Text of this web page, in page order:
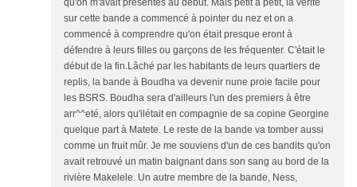
qu'on m'avait présentés au début. Mais petit à petit, la vérité
sur cette bande a commencé à pointer du nez et on a
commencé à comprendre qu'on était presque eront à
défendre à leurs filles ou garçons de les fréquenter. C'était le
début de la fin.Lâché par les habitants de leurs quartiers de
replis, la bande à Boudha va devenir nune proie facile pour
les BSRS. Boudha sera d'ailleurs l'un des premiers à être
arr^^eté, alors qu'ilétait en compagnie de sa copine Georgine
quelque part à Matete. Le reste de la bande va tomber aussi
comme un fruit mûr. Je me souviens d'un de ces bandits qu'on
avait retrouvé un matin baignant dans son sang au bord de la
rivière Makelele. Un autre membre de la bande, Ness,